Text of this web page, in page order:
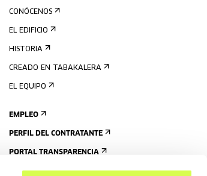
CONÓCENOS
EL EDIFICIO
HISTORIA
CREADO EN TABAKALERA
EL EQUIPO
EMPLEO
PERFIL DEL CONTRATANTE
PORTAL TRANSPARENCIA